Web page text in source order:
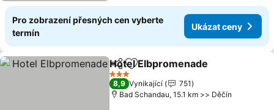
Pro zobrazení přesných cen vyberte
termín
Ukázat ceny
SdíletPřidat na seznam oblíbených
Hotel Elbpromenade
3 Počet hvězdiček
8,9 Vynikající
751
Bad Schandau, 15.1 km >> Děčín